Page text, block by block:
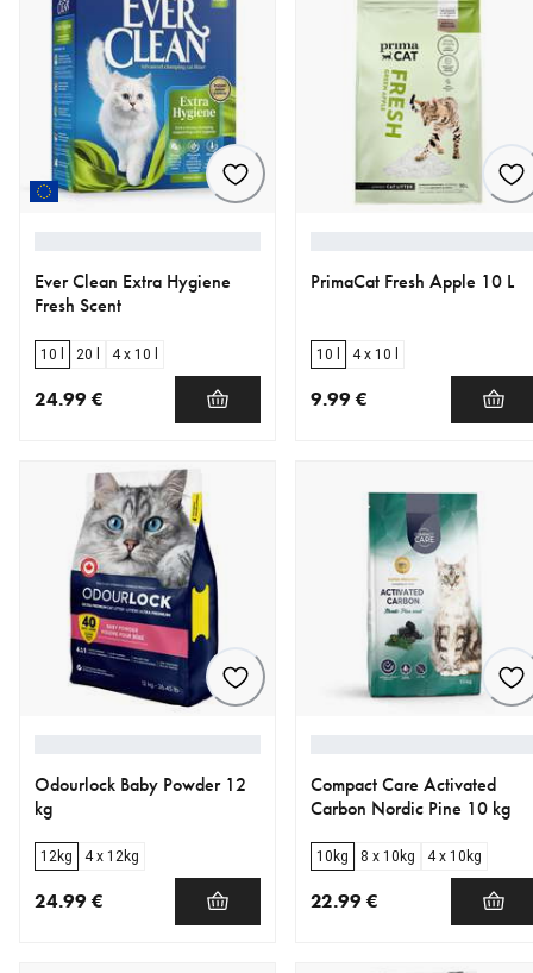
Ever Clean Extra Hygiene
Fresh Scent
10 l 20 l 4 x 10 l
24.99 €
PrimaCat Fresh Apple 10 L
10 l 4 x 10 l
9.99 €
Odourlock Baby Powder 12
kg
12kg 4 x 12kg
24.99 €
Compact Care Activated
Carbon Nordic Pine 10 kg
10kg 8 x 10kg 4 x 10kg
22.99 €